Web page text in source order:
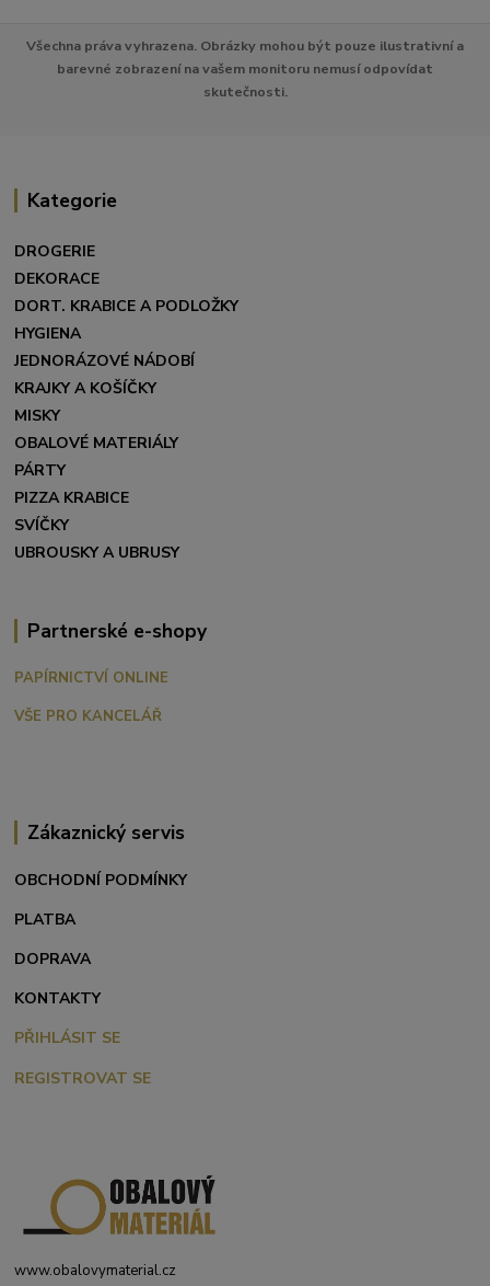
Všechna práva vyhrazena. Obrázky mohou být pouze ilustrativní a
barevné zobrazení na vašem monitoru nemusí odpovídat
skutečnosti.
Kategorie
DROGERIE
DEKORACE
DORT. KRABICE A PODLOŽKY
HYGIENA
JEDNORÁZOVÉ NÁDOBÍ
KRAJKY A KOŠÍČKY
MISKY
OBALOVÉ MATERIÁLY
PÁRTY
PIZZA KRABICE
SVÍČKY
UBROUSKY A UBRUSY
Partnerské e-shopy
PAPÍRNICTVÍ ONLINE
VŠE PRO KANCELÁŘ
Zákaznický servis
OBCHODNÍ PODMÍNKY
PLATBA
DOPRAVA
KONTAKTY
PŘIHLÁSIT SE
REGISTROVAT SE
www.obalovymaterial.cz